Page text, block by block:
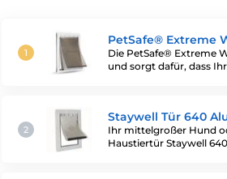
PetSafe® Extreme
Die PetSafe® Extreme
und sorgt dafür, dass
Staywell Tür 640
Ihr mittelgroßer Hund
Haustiertür Staywell